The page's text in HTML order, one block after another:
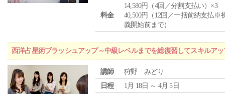
料金
14,580円（4回／分割支払い）×3
40,500円（12回／一括前納支払※
義開始前まで）
西洋占星術ブラッシュアップ～中級レベルまでを総復習してスキルア
講師
狩野 みどり
日程
1月 18日 ～ 4月 5日